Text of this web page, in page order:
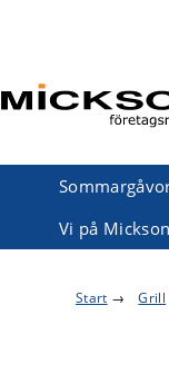
Vi på Mickson
Start → Grill